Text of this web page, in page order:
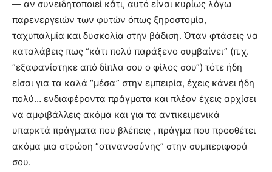
— αν συνειδητοποιεί κάτι, αυτό είναι κυρίως λόγω
παρενεργειών των φυτών όπως ξηροστομία,
ταχυπαλμία και δυσκολία στην βάδιση. Όταν φτάσεις να
καταλάβεις πως “κάτι πολύ παράξενο συμβαίνει” (π.χ.
“εξαφανίστηκε από δίπλα σου ο φίλος σου“) τότε ήδη
είσαι για τα καλά “μέσα” στην εμπειρία, έχεις κάνει ήδη
πολύ… ενδιαφέροντα πράγματα και πλέον έχεις αρχίσει
να αμφιβάλλεις ακόμα και για τα αντικειμενικά
υπαρκτά πράγματα που βλέπεις , πράγμα που προσθέτει
ακόμα μια στρώση “οτινανοσύνης” στην συμπεριφορά
σου.